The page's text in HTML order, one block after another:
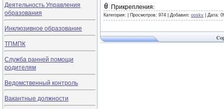
Деятельность Управления
образования
Инклюзивное образование
ТПМПК
Служба ранней помощи
родителям
Ведомственный контроль
Вакантные должности
Прикрепления:
Категория: Просмотров: 974 | Добавил: ooskv Дата: